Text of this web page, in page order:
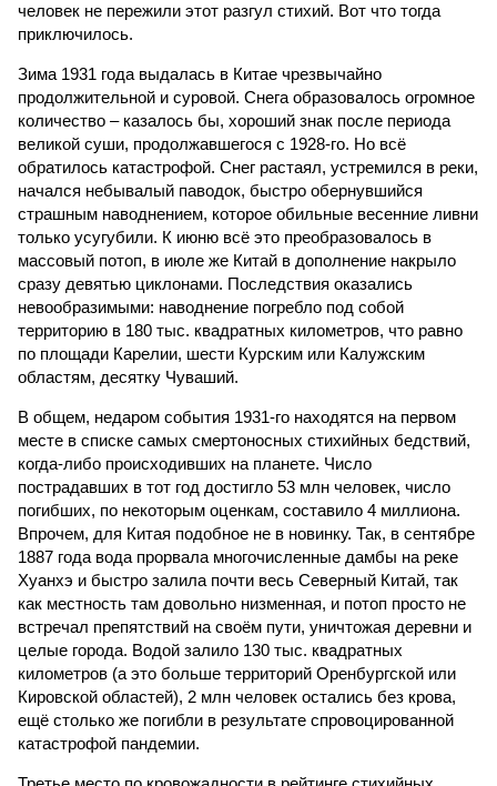
человек не пережили этот разгул стихий. Вот что тогда
приключилось.
Зима 1931 года выдалась в Китае чрезвычайно
продолжительной и суровой. Снега образовалось огромное
количество – казалось бы, хороший знак после периода
великой суши, продолжавшегося с 1928-го. Но всё
обратилось катастрофой. Снег растаял, устремился в реки,
начался небывалый паводок, быстро обернувшийся
страшным наводнением, которое обильные весенние ливни
только усугубили. К июню всё это преобразовалось в
массовый потоп, в июле же Китай в дополнение накрыло
сразу девятью циклонами. Последствия оказались
невообразимыми: наводнение погребло под собой
территорию в 180 тыс. квадратных километров, что равно
по площади Карелии, шести Курским или Калужским
областям, десятку Чуваший.
В общем, недаром события 1931-го находятся на первом
месте в списке самых смертоносных стихийных бедствий,
когда-либо происходивших на планете. Число
пострадавших в тот год достигло 53 млн человек, число
погибших, по некоторым оценкам, составило 4 миллиона.
Впрочем, для Китая подобное не в новинку. Так, в сентябре
1887 года вода прорвала многочисленные дамбы на реке
Хуанхэ и быстро залила почти весь Северный Китай, так
как местность там довольно низменная, и потоп просто не
встречал препятствий на своём пути, уничтожая деревни и
целые города. Водой залило 130 тыс. квадратных
километров (а это больше территорий Оренбургской или
Кировской областей), 2 млн человек остались без крова,
ещё столько же погибли в результате спровоцированной
катастрофой пандемии.